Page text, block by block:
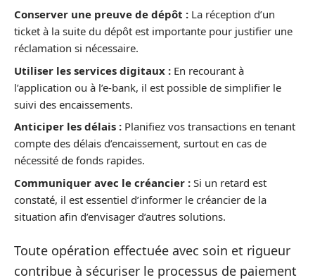
Conserver une preuve de dépôt : La réception d’un
ticket à la suite du dépôt est importante pour justifier une
réclamation si nécessaire.
Utiliser les services digitaux : En recourant à
l’application ou à l’e-bank, il est possible de simplifier le
suivi des encaissements.
Anticiper les délais : Planifiez vos transactions en tenant
compte des délais d’encaissement, surtout en cas de
nécessité de fonds rapides.
Communiquer avec le créancier : Si un retard est
constaté, il est essentiel d’informer le créancier de la
situation afin d’envisager d’autres solutions.
Toute opération effectuée avec soin et rigueur
contribue à sécuriser le processus de paiement